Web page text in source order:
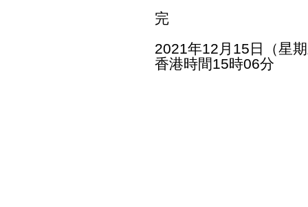
完
2021年12月15日（星
香港時間15時06分